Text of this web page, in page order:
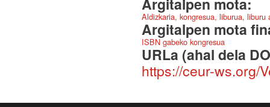
Aldizkaria, kongresua, liburua,
Argitalpen mota
ISBN gabeko kongresua
URLa (ahal dela
https://ceur-ws.org/